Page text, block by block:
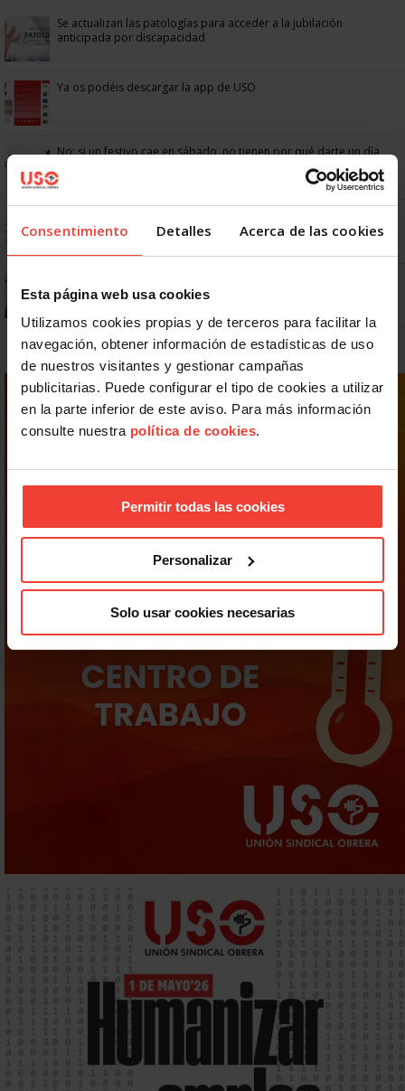
Consentimiento Detalles Acerca de las cookies
Esta página web usa cookies
Utilizamos cookies propias y de terceros para facilitar la
navegación, obtener información de estadísticas de uso
de nuestros visitantes y gestionar campañas
publicitarias. Puede configurar el tipo de cookies a utilizar
en la parte inferior de este aviso. Para más información
consulte nuestra política de cookies.
Permitir todas las cookies
Personalizar
Solo usar cookies necesarias
Se actualizan las patologías para acceder a la jubilación
anticipada por discapacidad
Ya os podéis descargar la app de USO
No: si un festivo cae en sábado, no tienen por qué darte un día